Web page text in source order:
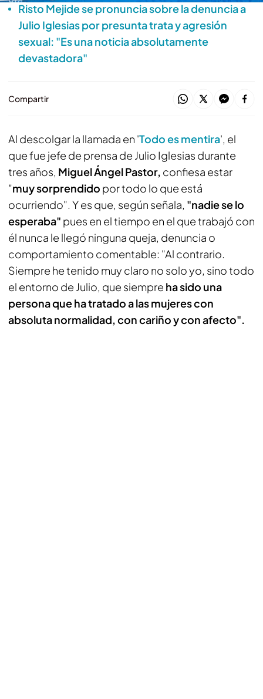
Risto Mejide se pronuncia sobre la denuncia a
Julio Iglesias por presunta trata y agresión
sexual: "Es una noticia absolutamente
devastadora"
Compartir
Al descolgar la llamada en 'Todo es mentira', el
que fue jefe de prensa de Julio Iglesias durante
tres años, Miguel Ángel Pastor, confiesa estar
"muy sorprendido por todo lo que está
ocurriendo". Y es que, según señala, "nadie se lo
esperaba" pues en el tiempo en el que trabajó con
él nunca le llegó ninguna queja, denuncia o
comportamiento comentable: "Al contrario.
Siempre he tenido muy claro no solo yo, sino todo
el entorno de Julio, que siempre ha sido una
persona que ha tratado a las mujeres con
absoluta normalidad, con cariño y con afecto".